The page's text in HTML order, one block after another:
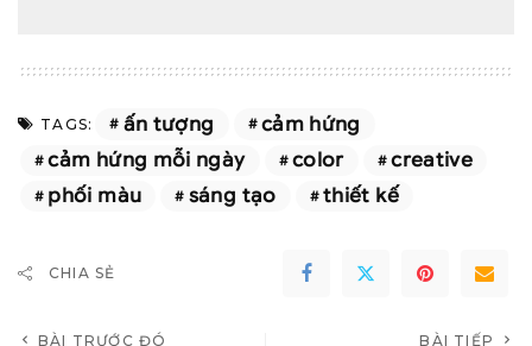
TAGS: ấn tượng
cảm hứng
cảm hứng mỗi ngày
color
creative
phối màu
sáng tạo thiết kế
CHIA SẺ
BÀI TRƯỚC ĐÓ BÀI TIẾP